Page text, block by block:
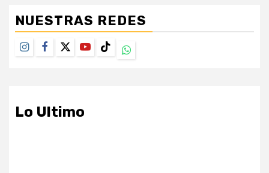
NUESTRAS REDES
Instagram
Facebook
TwitterYoutubeTikTokWhatsapp
Lo Ultimo